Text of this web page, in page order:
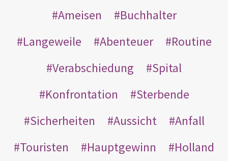
Ameisen
Buchhalter
Langeweile
Abenteuer
Routine
Verabschiedung
Spital
Konfrontation
Sterbende
Sicherheiten
Aussicht
Anfall
Touristen
Hauptgewinn Holland